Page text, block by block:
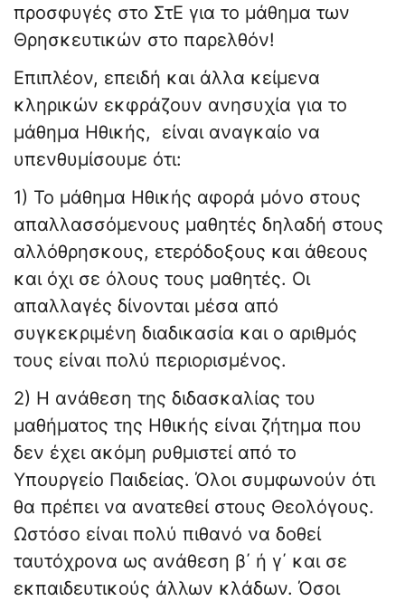
προσφυγές στο ΣτΕ για το μάθημα των
Θρησκευτικών στο παρελθόν!
Επιπλέον, επειδή και άλλα κείμενα
κληρικών εκφράζουν ανησυχία για το
μάθημα Ηθικής, είναι αναγκαίο να
υπενθυμίσουμε ότι:
1) Το μάθημα Ηθικής αφορά μόνο στους
απαλλασσόμενους μαθητές δηλαδή στους
αλλόθρησκους, ετερόδοξους και άθεους
και όχι σε όλους τους μαθητές. Οι
απαλλαγές δίνονται μέσα από
συγκεκριμένη διαδικασία και ο αριθμός
τους είναι πολύ περιορισμένος.
2) Η ανάθεση της διδασκαλίας του
μαθήματος της Ηθικής είναι ζήτημα που
δεν έχει ακόμη ρυθμιστεί από το
Υπουργείο Παιδείας. Όλοι συμφωνούν ότι
θα πρέπει να ανατεθεί στους Θεολόγους.
Ωστόσο είναι πολύ πιθανό να δοθεί
ταυτόχρονα ως ανάθεση β΄ ή γ΄ και σε
εκπαιδευτικούς άλλων κλάδων. Όσοι